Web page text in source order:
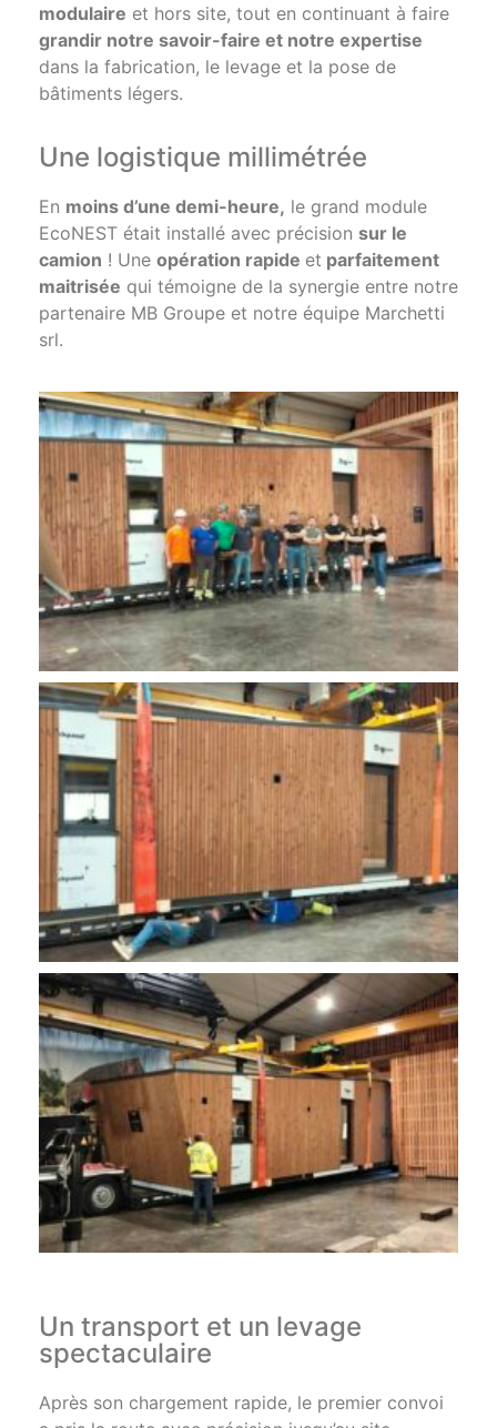
modulaire et hors site, tout en continuant à faire
grandir notre savoir-faire et notre expertise
dans la fabrication, le levage et la pose de
bâtiments légers.
Une logistique millimétrée
En moins d’une demi-heure, le grand module
EcoNEST était installé avec précision sur le
camion ! Une opération rapide et parfaitement
maitrisée qui témoigne de la synergie entre notre
partenaire MB Groupe et notre équipe Marchetti
srl.
Un transport et un levage
spectaculaire
Après son chargement rapide, le premier convoi